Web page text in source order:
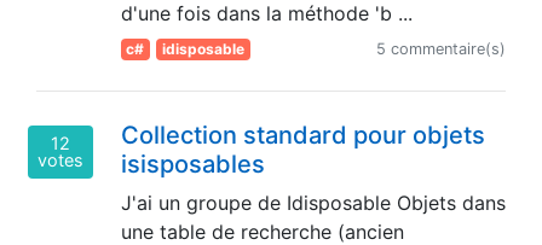
d'une fois dans la méthode 'b ...
c# idisposable 5 commentaire(s)
12
votes
Collection standard pour objets
isisposables
J'ai un groupe de Idisposable Objets dans
une table de recherche (ancien